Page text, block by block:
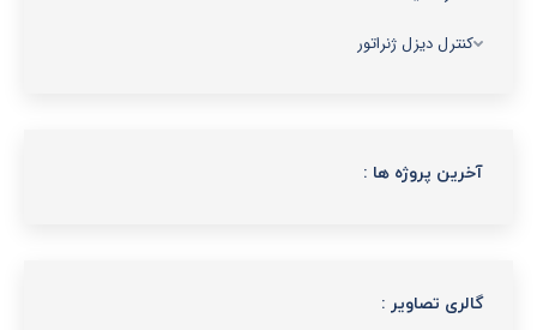
کنترل دیزل ژنراتور
آخرین پروژه ها :
گالری تصاویر :